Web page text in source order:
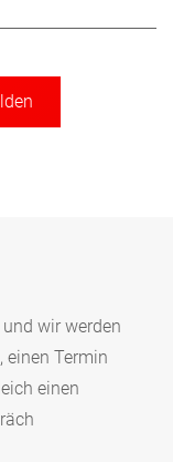
wir werden
einen Termin
einen